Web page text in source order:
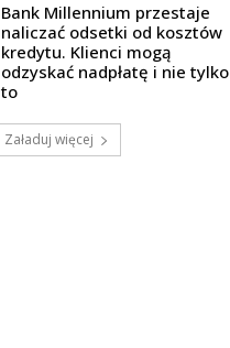
Bank Millennium przestaje
naliczać odsetki od kosztów
kredytu. Klienci mogą
odzyskać nadpłatę i nie tylko
to
Załaduj więcej